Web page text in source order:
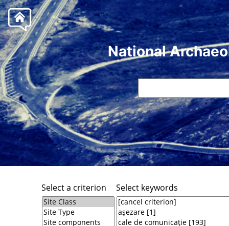
National
Select a criterion Select keywords